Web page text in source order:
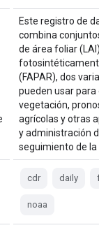
Este registro de
combina
de área foliar
(FAPAR), dos
pueden usar para
vegetación,
agrícolas y otras
y administración
seguimiento de la
cdr daily
noaa